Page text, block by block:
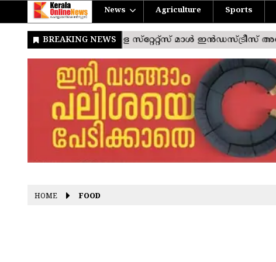
News Agriculture Sports
HOME FOOD